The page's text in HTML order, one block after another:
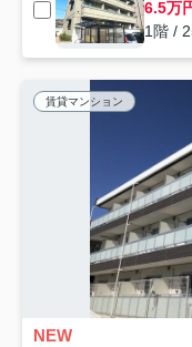
6.5万
1階 /
賃貸マンション
NEW